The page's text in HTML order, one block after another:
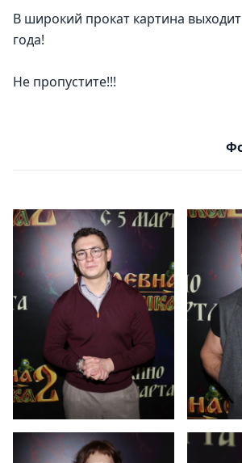
В широкий прокат картина
года!
Не пропустите!!!